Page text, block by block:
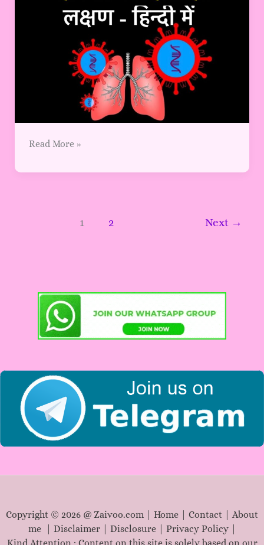
Read More »
1 2 Next →
Copyright © 2026 @ Zaivoo.com | Home Contact
About
me
Disclaimer| Disclosure| Privacy Policy|